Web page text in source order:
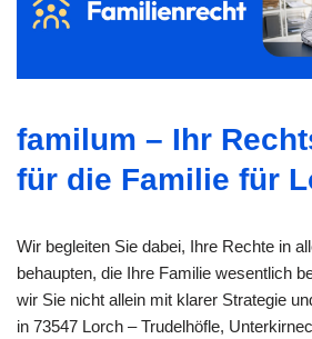
familum – Ihr
für die Familie für
Wir begleiten Sie dabei, Ihre Rechte in
behaupten, die Ihre Familie wesentlich
wir Sie nicht allein mit klarer Strategie
in 73547 Lorch – Trudelhöfle,